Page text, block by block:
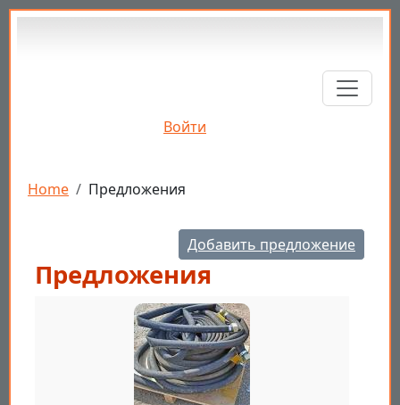
Перейти к основному содержанию
Войти
Строка навигации
Home Предложения
Добавить предложение
Предложения